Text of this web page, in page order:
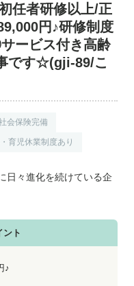
針
ールでのお問い合わせ
無料お仕事相談
任者研修以上/正
円♪研修制度
ービス付き高齢
です☆(gji-89/こ
会保険完備
育児休業制度あり
日々進化を続けている企
ント
♪